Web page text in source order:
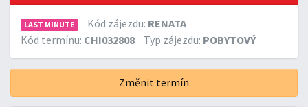
LAST MINUTE Kód zájezdu: RENATA
Kód termínu: CHI032808 Typ zájezdu: POBYTOVÝ
Změnit termín